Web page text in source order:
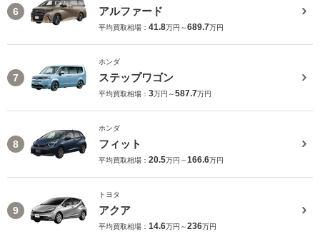
6 アルファード
平均買取相場： 41.8万円～689.7万円
7
ホンダ
ステップワゴン
平均買取相場： 3万円～587.7万円
8
ホンダ
フィット
平均買取相場： 20.5万円～166.6万円
9
トヨタ
アクア
平均買取相場： 14.6万円～236万円